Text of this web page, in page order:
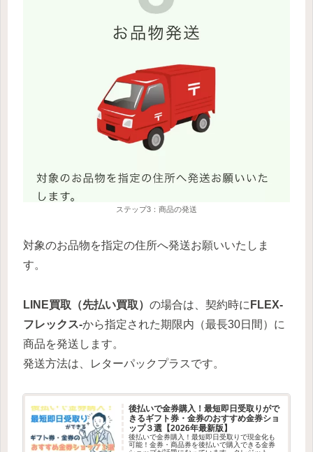
ステップ3：商品の発送
対象のお品物を指定の住所へ発送お願いいたしま
す。
LINE買取（先払い買取） の場合は、契約時に FLEX-
フレックス-から指定された期限内（最長30日間）に
商品を発送します。
発送方法は、レターパックプラスです。
後払いで金券購入！最短即日受取りがで
きるギフト券・金券のおすすめ金券ショ
ップ３選【2026年最新版】
後払いで金券購入！最短即日受取りで現金化も
可能！金券・商品券を後払いで購入できる金券